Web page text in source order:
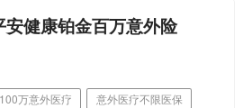
安健康铂金百万意外险
100万意外医疗
意外医疗不限医保